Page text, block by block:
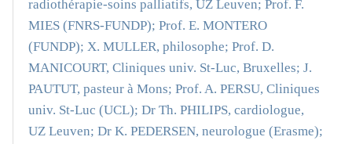
radiothérapie-soins palliatifs, UZ Leuven; Prof. F.
MIES (FNRS-FUNDP); Prof. E. MONTERO
(FUNDP); X. MULLER, philosophe; Prof. D.
MANICOURT, Cliniques univ. St-Luc, Bruxelles; J.
PAUTUT, pasteur à Mons; Prof. A. PERSU, Cliniques
univ. St-Luc (UCL); Dr Th. PHILIPS, cardiologue,
UZ Leuven; Dr K. PEDERSEN, neurologue (Erasme);